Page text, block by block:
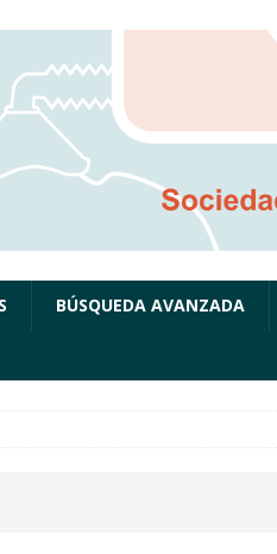
BÚSQUEDA AVANZADA